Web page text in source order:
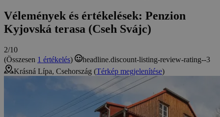
Vélemények és értékelések: Penzion
Kyjovská terasa (Cseh Svájc)
2/10
(Összesen 1 értékelés)
headline.discount-listing-review-rating--3
Krásná Lípa, Csehország (Térkép megjelenítése)